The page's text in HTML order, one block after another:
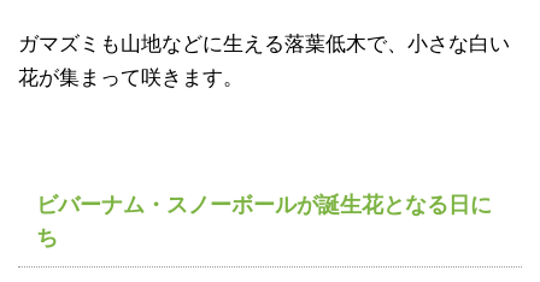
ガマズミも山地などに生える落葉低木で、小さな白い
花が集まって咲きます。
ビバーナム・スノーボールが誕生花となる日に
ち